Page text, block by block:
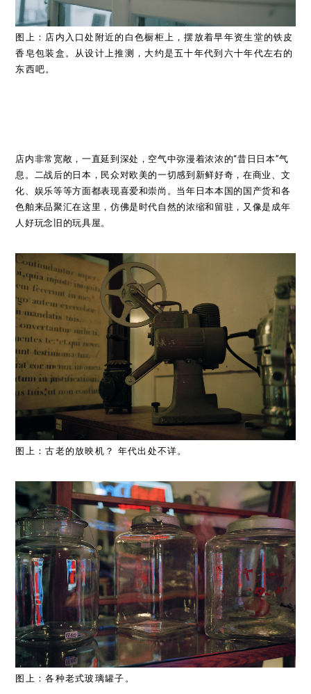
图上：店内入口处附近的白色橱柜上，摆放着早年资生堂的铁皮
香皂包装盒。从设计上推测，大约是五十年代到六十年代左右的
东西吧。
店内非常宽敞，一直延到深处，空气中弥漫着浓浓的“昔日日本”气
息。二战后的日本，民众对欧美的一切感到新鲜好奇，在商业、文
化、娱乐等等方面都表现喜爱和崇尚。当年日本本国的国产货和各
色舶来品聚汇在这里，仿佛是时代自然的浓缩和留驻，又像是成年
人好玩念旧的玩具屋。
图上：古老的放映机？ 年代出处不详。
图上：各种老式玻璃罐子。